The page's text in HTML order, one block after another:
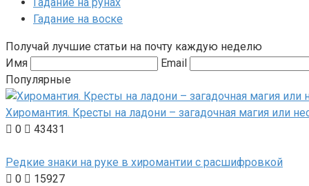
Гадание на воске
Получай лучшие статьи на почту каждую неделю
Имя
Email
Популярные
Хиромантия. Кресты на ладони – загадочная магия или
0
43431
Редкие знаки на руке в хиромантии с расшифровкой
0
15927